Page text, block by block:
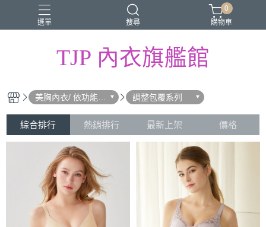
選單 搜尋
0
購物車
TJP 內衣旗艦館
美胸內衣/ 依功能分
類
調整包覆系列
綜合排行 熱銷排行 最新上架 價格